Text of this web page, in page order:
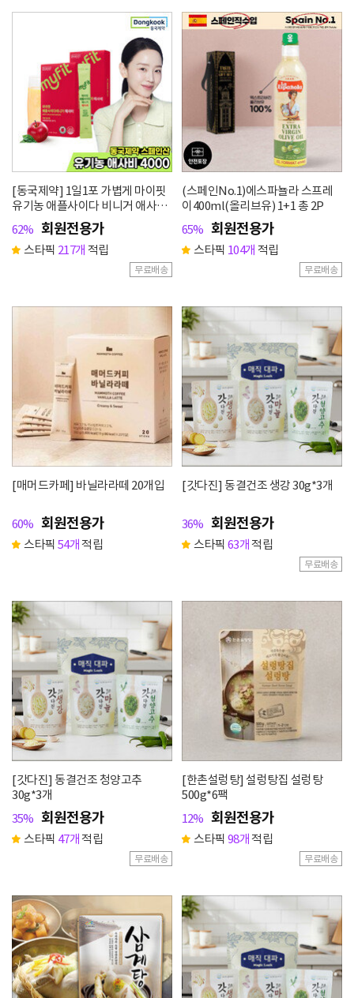
[동국제약] 1일1포 가볍게 마이핏
유기농 애플사이다 비니거 애사비
14포 2박스
62% 회원전용가
스타픽 217개 적립
무료배송
(스페인No.1)에스파뇰라 스프레
이400ml(올리브유) 1+1 총 2P
65% 회원전용가
스타픽 104개 적립
무료배송
[매머드카페] 바닐라라떼 20개입
60% 회원전용가
스타픽 54개적립
[갓다진] 동결건조 생강 30g*3개
36% 회원전용가
스타픽 63개적립
무료배송
[갓다진] 동결건조 청양고추
30g*3개
35% 회원전용가
스타픽 47개적립
무료배송
[한촌설렁탕] 설렁탕집 설렁탕
500g*6팩
12% 회원전용가
스타픽 98개적립
무료배송